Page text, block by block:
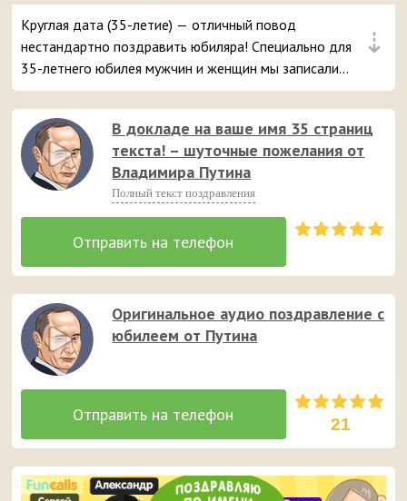
⇣
Круглая дата (35-летие) — отличный повод
нестандартно поздравить юбиляра! Специально для
35-летнего юбилея мужчин и женщин мы записали
множество красивых аудио поздравлений, которые
можно отправить на смартфон в виде звонка.
В докладе на ваше имя 35 страниц
текста! – шуточные пожелания от
Владимира Путина
Полный текст поздравления
Оригинальное аудио поздравление с
юбилеем от Путина
21